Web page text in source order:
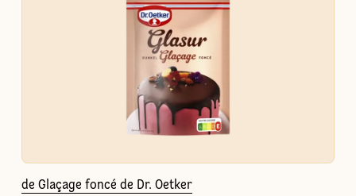
de Glaçage foncé de Dr. Oetker